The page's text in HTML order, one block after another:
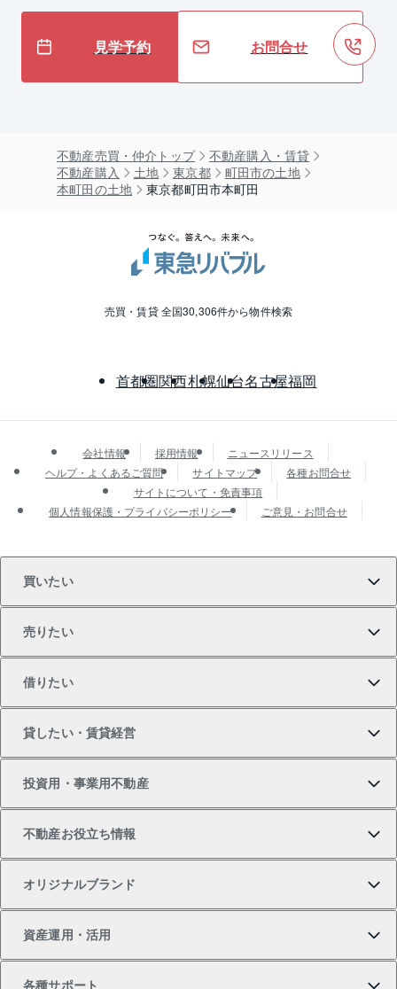
見学予約 お問合せ
不動産売買・仲介トップ
不動産購入・賃貸
不動産購入
土地 東京都
町田市の土地
本町田の土地
東京都町田市本町田
売買・賃貸 全国30,306件から物件検索
首都圏関西札幌仙台名古屋福岡
会社情報 採用情報
ニュースリリース
ヘルプ・よくあるご質問
サイトマップ
各種お問合せ
サイトについて・免責事項
個人情報保護・プライバシーポリシー
ご意見・お問合せ
買いたい
新築・分譲マンションの購入
中古マンションの購入
売りたい
マンションの売却・査定
一戸建ての売却・査定
借りたい
借りたいTOP
物件を借りる
貸したい・賃貸経営
貸したいTOP
投資用・事業用不動産
不動産お役立ち情報
オリジナルブランド
資産運用・活用
各種サポート